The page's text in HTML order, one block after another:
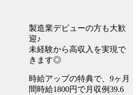
製造業デビューの方も大歓
迎♪
未経験から高収入を実現で
きます◎
時給アップの特典で、9ヶ月
間時給1800円で月収例39.6